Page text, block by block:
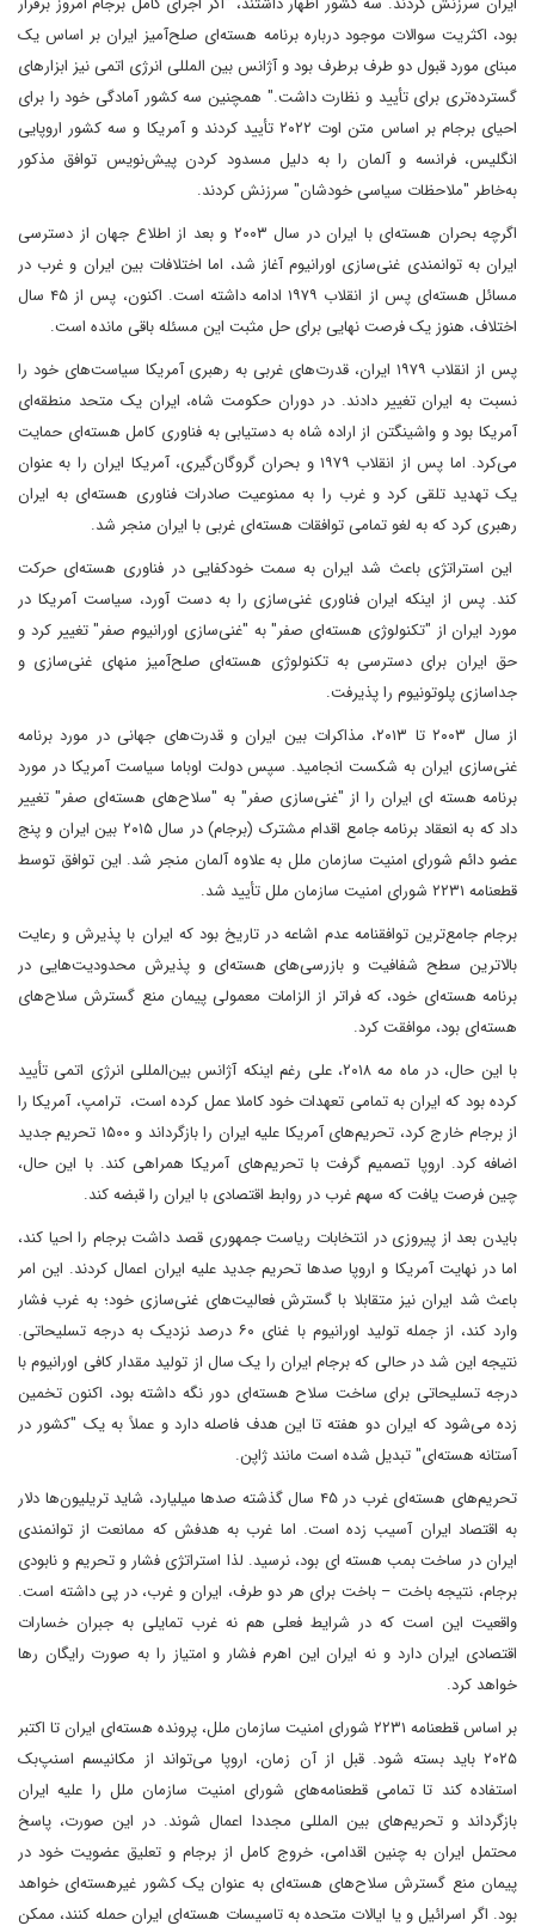
بود، اکثریت سوالات موجود درباره برنامه هسته‌ای صلح‌آمیز ایران بر اساس یک
مبنای مورد قبول دو طرف برطرف بود و آژانس بین المللی انرژی اتمی نیز ابزارهای
گسترده‌تری برای تأیید و نظارت داشت." همچنین سه کشور آمادگی خود را برای
احیای برجام بر اساس متن اوت ۲۰۲۲ تأیید کردند و آمریکا و سه کشور اروپایی
انگلیس، فرانسه و آلمان را به دلیل مسدود کردن پیش‌نویس توافق مذکور
به‌خاطر "ملاحظات سیاسی خودشان" سرزنش کردند.
اگرچه بحران هسته‌ای با ایران در سال ۲۰۰۳ و بعد از اطلاع جهان از دسترسی
ایران به توانمندی غنی‌سازی اورانیوم آغاز شد، اما اختلافات بین ایران و غرب در
مسائل هسته‌ای پس از انقلاب ۱۹۷۹ ادامه داشته است. اکنون، پس از ۴۵ سال
اختلاف، هنوز یک فرصت نهایی برای حل مثبت این مسئله باقی مانده است.
پس از انقلاب ۱۹۷۹ ایران، قدرت‌های غربی به رهبری آمریکا سیاست‌های خود را
نسبت به ایران تغییر دادند. در دوران حکومت شاه، ایران یک متحد منطقه‌ای
آمریکا بود و واشینگتن از اراده شاه به دستیابی به فناوری کامل هسته‌ای حمایت
می‌کرد. اما پس از انقلاب ۱۹۷۹ و بحران گروگان‌گیری، آمریکا ایران را به عنوان
یک تهدید تلقی کرد و غرب را به ممنوعیت صادرات فناوری هسته‌ای به ایران
رهبری کرد که به لغو تمامی توافقات هسته‌ای غربی با ایران منجر شد.
این استراتژی باعث شد ایران به سمت خودکفایی در فناوری هسته‌ای حرکت
کند. پس از اینکه ایران فناوری غنی‌سازی را به دست آورد، سیاست آمریکا در
مورد ایران از "تکنولوژی هسته‌ای صفر" به "غنی‌سازی اورانیوم صفر" تغییر کرد و
حق ایران برای دسترسی به تکنولوژی هسته‌ای صلح‌آمیز منهای غنی‌سازی و
جداسازی پلوتونیوم را پذیرفت.
از سال ۲۰۰۳ تا ۲۰۱۳، مذاکرات بین ایران و قدرت‌های جهانی در مورد برنامه
غنی‌سازی ایران به شکست انجامید. سپس دولت اوباما سیاست آمریکا در مورد
برنامه هسته ای ایران را از "غنی‌سازی صفر" به "سلاح‌های هسته‌ای صفر" تغییر
داد که به انعقاد برنامه جامع اقدام مشترک (برجام) در سال ۲۰۱۵ بین ایران و پنج
عضو دائم شورای امنیت سازمان ملل به علاوه آلمان منجر شد. این توافق توسط
قطعنامه ۲۲۳۱ شورای امنیت سازمان ملل تأیید شد.
برجام جامع‌ترین توافقنامه عدم اشاعه در تاریخ بود که ایران با پذیرش و رعایت
بالاترین سطح شفافیت و بازرسی‌های هسته‌ای و پذیرش محدودیت‌هایی در
برنامه هسته‌ای خود، که فراتر از الزامات معمولی پیمان منع گسترش سلاح‌های
هسته‌ای بود، موافقت کرد.
با این حال، در ماه مه ۲۰۱۸، علی رغم اینکه آژانس بین‌المللی انرژی اتمی تأیید
کرده بود که ایران به تمامی تعهدات خود کاملا عمل کرده است، ترامپ، آمریکا را
از برجام خارج کرد، تحریم‌های آمریکا علیه ایران را بازگرداند و ۱۵۰۰ تحریم جدید
اضافه کرد. اروپا تصمیم گرفت با تحریم‌های آمریکا همراهی کند. با این حال،
چین فرصت یافت که سهم غرب در روابط اقتصادی با ایران را قبضه کند.
بایدن بعد از پیروزی در انتخابات ریاست جمهوری قصد داشت برجام را احیا کند،
اما در نهایت آمریکا و اروپا صدها تحریم جدید علیه ایران اعمال کردند. این امر
باعث شد ایران نیز متقابلا با گسترش فعالیت‌های غنی‌سازی خود؛ به غرب فشار
وارد کند، از جمله تولید اورانیوم با غنای ۶۰ درصد نزدیک به درجه تسلیحاتی.
نتیجه این شد در حالی که برجام ایران را یک سال از تولید مقدار کافی اورانیوم با
درجه تسلیحاتی برای ساخت سلاح هسته‌ای دور نگه داشته بود، اکنون تخمین
زده می‌شود که ایران دو هفته تا این هدف فاصله دارد و عملاً به یک "کشور در
آستانه هسته‌ای" تبدیل شده است مانند ژاپن.
تحریم‌های هسته‌ای غرب در ۴۵ سال گذشته صدها میلیارد، شاید تریلیون‌ها دلار
به اقتصاد ایران آسیب زده است. اما غرب به هدفش که ممانعت از توانمندی
ایران در ساخت بمب هسته ای بود، نرسید. لذا استراتژی فشار و تحریم و نابودی
برجام، نتیجه باخت – باخت برای هر دو طرف، ایران و غرب، در پی داشته است.
واقعیت این است که در شرایط فعلی هم نه غرب تمایلی به جبران خسارات
اقتصادی ایران دارد و نه ایران این اهرم فشار و امتیاز را به صورت رایگان رها
خواهد کرد.
بر اساس قطعنامه ۲۲۳۱ شورای امنیت سازمان ملل، پرونده هسته‌ای ایران تا اکتبر
۲۰۲۵ باید بسته شود. قبل از آن زمان، اروپا می‌تواند از مکانیسم اسنپ‌بک
استفاده کند تا تمامی قطعنامه‌های شورای امنیت سازمان ملل را علیه ایران
بازگرداند و تحریم‌های بین المللی مجددا اعمال شوند. در این صورت، پاسخ
محتمل ایران به چنین اقدامی، خروج کامل از برجام و تعلیق عضویت خود در
پیمان منع گسترش سلاح‌های هسته‌ای به عنوان یک کشور غیرهسته‌ای خواهد
بود. اگر اسرائیل و یا ایالات متحده به تاسیسات هسته‌ای ایران حمله کنند، ممکن